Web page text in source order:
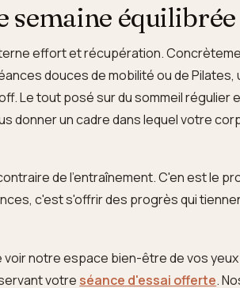
semaine équilibrée
effort et récupération.
douces de mobilité ou de
Le tout posé sur du sommeil régulier
donner un cadre dans lequel votre
de l'entraînement. C'en est le
c'est s'offrir des progrès qui
voir notre espace bien-être de vos
votre séance d'essai offerte.